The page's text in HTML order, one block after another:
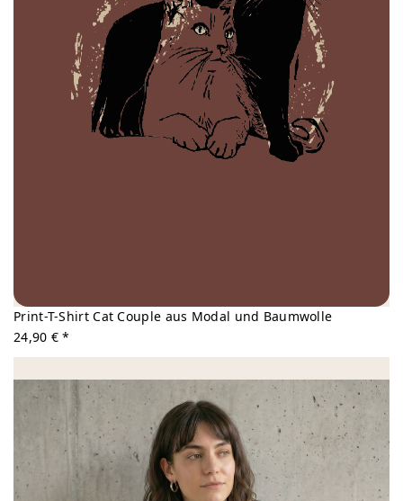
Print-T-Shirt Cat Couple aus Modal und Baumwolle
24,90 € *